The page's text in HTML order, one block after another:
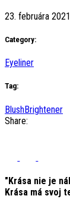
23. februára 2021
Category:
Eyeliner
Tag:
BlushBrightener
Share:
"Krása nie je
Krása má svoj